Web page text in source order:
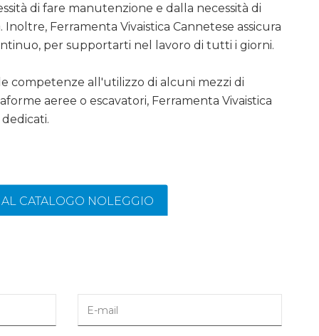
di fare manutenzione e dalla necessità di
Ferramenta Vivaistica Cannetese assicura
per supportarti nel lavoro di tutti i giorni.
competenze all'utilizzo di alcuni mezzi di
aeree o escavatori, Ferramenta Vivaistica
CATALOGO NOLEGGIO